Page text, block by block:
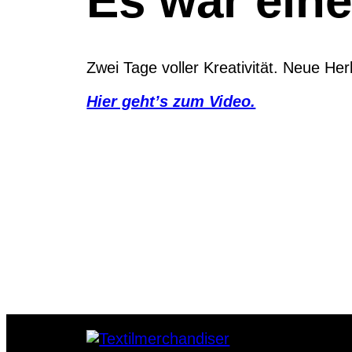
Zwei Tage voller Kreativität. Neue
Hier geht’s zum Video.